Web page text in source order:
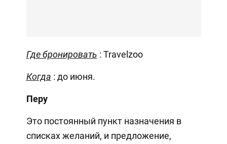
Где бронировать : Travelzoo
Когда : до июня.
Перу
Это постоянный пункт назначения в
списках желаний, и предложение,